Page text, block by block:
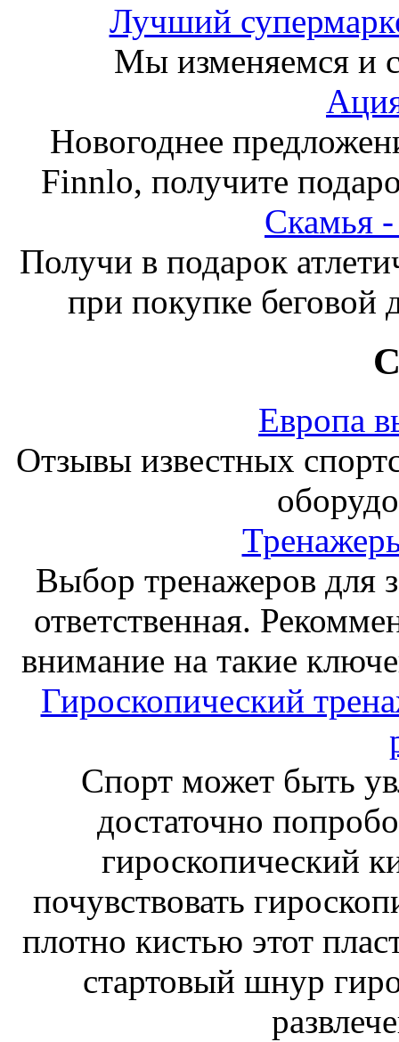
Лучший
Мы изменяемся и
Новогоднее
Finnlo, получите
Получи в подарок
при покупке беговой
Европа
Отзывы известных
Выбор тренажеров для
ответственная.
внимание на такие
Гироскопический
Спорт может быть
достаточно
гироскопический
почувствовать
плотно кистью этот
стартовый шнур